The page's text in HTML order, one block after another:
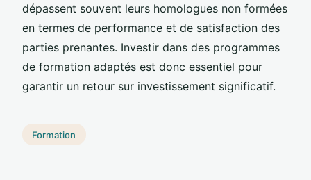
dépassent souvent leurs homologues non formées
en termes de performance et de satisfaction des
parties prenantes. Investir dans des programmes
de formation adaptés est donc essentiel pour
garantir un retour sur investissement significatif.
Formation